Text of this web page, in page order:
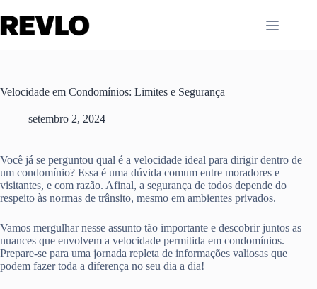
para
Velocidade em Condomínios: Limites e Segurança
setembro 2, 2024
Você já se perguntou qual é a velocidade ideal para dirigir dentro de
um condomínio? Essa é uma dúvida comum entre moradores e
visitantes, e com razão. Afinal, a segurança de todos depende do
respeito às normas de trânsito, mesmo em ambientes privados.
Vamos mergulhar nesse assunto tão importante e descobrir juntos as
nuances que envolvem a velocidade permitida em condomínios.
Prepare-se para uma jornada repleta de informações valiosas que
podem fazer toda a diferença no seu dia a dia!